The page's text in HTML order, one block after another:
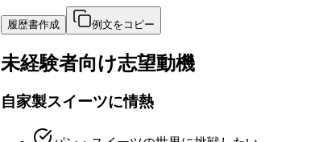
履歴書作成 例文をコピー
未経験者向け志望動機
自家製スイーツに情熱